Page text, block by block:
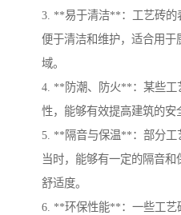
3. **易于清洁**：工艺砖的
便于清洁和维护，适合用于
域。
4. **防潮、防火**：某些工
性，能够有效提高建筑的安
5. **隔音与保温**：部分工
当时，能够有一定的隔音
舒适度。
6. **环保性能**：一些工艺